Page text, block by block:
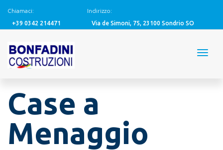
Chiamaci:
+39 0342 214471
Indirizzo:
Via de Simoni, 75, 23100 Sondrio SO
Case a
Menaggio